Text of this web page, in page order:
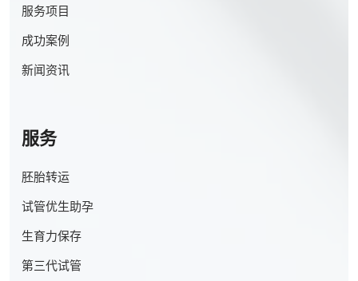
服务项目
成功案例
新闻资讯
服务
胚胎转运
试管优生助孕
生育力保存
第三代试管